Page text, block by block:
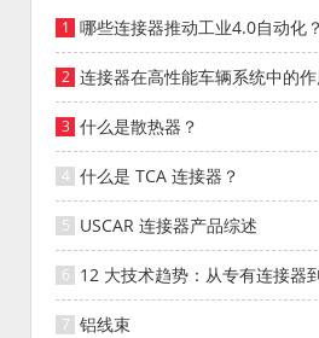
哪些连接器推动工业4.0自动化？
连接器在高性能车辆系统中的
什么是散热器？
什么是 TCA 连接器？
USCAR 连接器产品综述
12 大技术趋势：从专有连接器
器的演变
铝线束